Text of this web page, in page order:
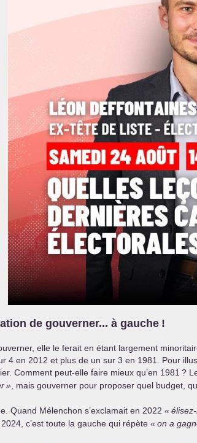
de gouverner... à gauche !
elle le ferait en étant largement
4 en 2012 et plus de un sur 3 en 1981. Pour
Comment peut-elle faire mieux qu’en 1981 ?
» , mais gouverner pour proposer quel budget,
Quand Mélenchon s’exclamait en 2022 «
c’est toute la gauche qui répète «on a